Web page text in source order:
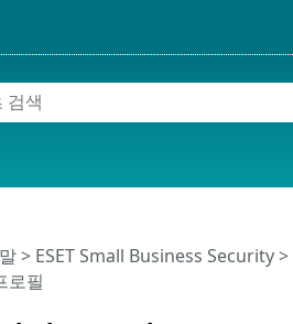
> ESET Small Business Security>
로필